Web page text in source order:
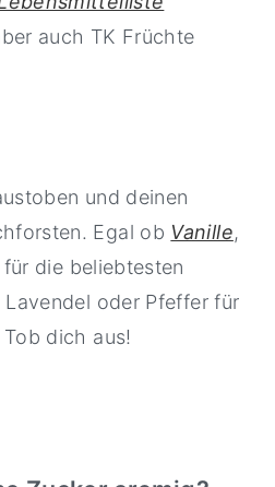
auch TK Früchte
und deinen
Egal ob Vanille,
die beliebtesten
oder Pfeffer für
dich aus!